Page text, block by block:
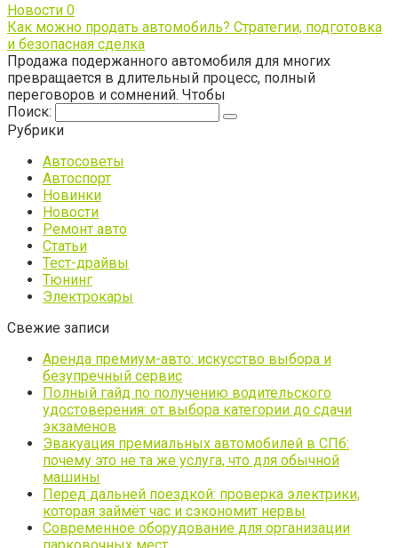
Новости 0
Как можно продать автомобиль? Стратегии, подготовка
и безопасная сделка
Продажа подержанного автомобиля для многих
превращается в длительный процесс, полный
переговоров и сомнений. Чтобы
Поиск:
Рубрики
Автосоветы
Автоспорт
Новинки
Новости
Ремонт авто
Статьи
Тест-драйвы
Тюнинг
Электрокары
Свежие записи
Аренда премиум-авто: искусство выбора и
безупречный сервис
Полный гайд по получению водительского
удостоверения: от выбора категории до сдачи
экзаменов
Эвакуация премиальных автомобилей в СПб:
почему это не та же услуга, что для обычной
машины
Перед дальней поездкой: проверка электрики,
которая займёт час и сэкономит нервы
Современное оборудование для организации
парковочных мест